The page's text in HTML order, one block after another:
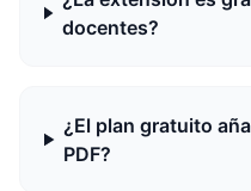
docentes?
¿El plan gratuito
PDF?